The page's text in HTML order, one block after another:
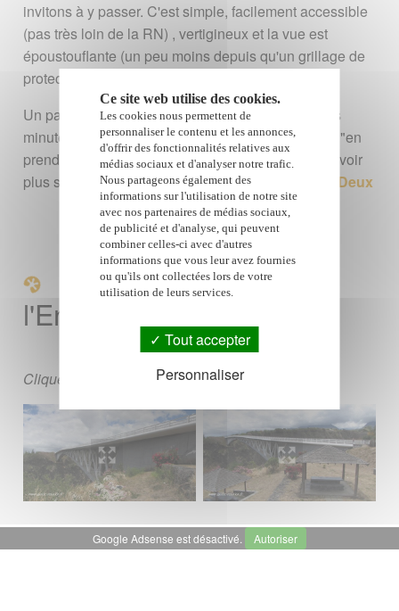
invitons à y passer. C'est simple, facilement accessible
(pas très loin de la RN) , vertigineux et la vue est
époustouflante (un peu moins depuis qu'un grillage de
protection a été installé).
Un parking se situe du côté sud du pont. Quelques
minutes de marche sur le trottoir permettent d'aller "en
prendre plein la vue". Soyez prudents ! Pour en savoir
plus sur la situation, consultez lacarte de l'Entre-Deux
Photos du pont de
l'Entre Deux
Cliquez sur les photos pour les agrandir.
Google Adsense est désactivé. Autoriser
Ce site web utilise des cookies.
Les cookies nous permettent de
personnaliser le contenu et les annonces,
d'offrir des fonctionnalités relatives aux
médias sociaux et d'analyser notre trafic.
Nous partageons également des
informations sur l'utilisation de notre site
avec nos partenaires de médias sociaux,
de publicité et d'analyse, qui peuvent
combiner celles-ci avec d'autres
informations que vous leur avez fournies
ou qu'ils ont collectées lors de votre
utilisation de leurs services.
Tout accepter
Personnaliser